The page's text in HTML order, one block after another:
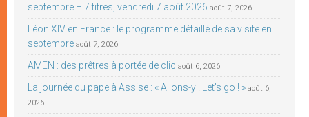
septembre – 7 titres, vendredi 7 août 2026 août 7, 2026
Léon XIV en France : le programme détaillé de sa visite en
septembre août 7, 2026
AMEN : des prêtres à portée de clic août 6, 2026
La journée du pape à Assise : « Allons-y ! Let’s go ! » août 6,
2026